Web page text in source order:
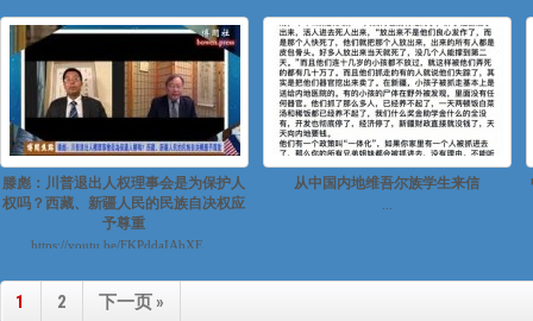
人...
滕彪：川普退出人权理事会是为保护人
权吗？西藏、新疆人民的民族自决权应
予尊重
https://youtu.be/FKPddaIAbXE ...
从中国内地维吾尔族学生来信
1 2 下一页 »